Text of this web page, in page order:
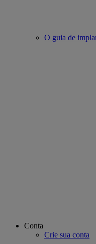
O guia de
Conta
Crie sua conta